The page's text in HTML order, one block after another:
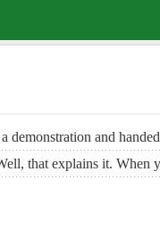
demonstration and
that explains it. When